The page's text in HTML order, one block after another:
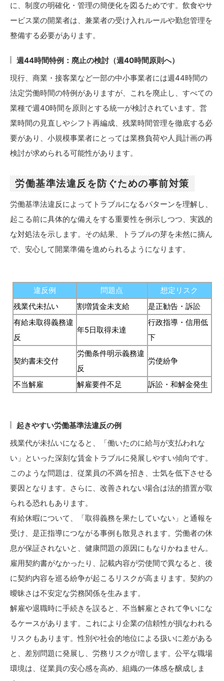
に、制度の明確化・管理の簡便化を図るためです。飲食やサ
ービス業の開業者は、兼業者の受け入れルールや勤怠管理を
整備する必要があります。
週44時間特例：廃止の検討（週40時間原則へ）
現行、商業・接客業など一部の中小事業者には週44時間の
法定労働時間の特例がありますが、これを廃止し、すべての
業種で週40時間を原則とする統一が検討されています。営
業時間の見直しやシフト再編成、残業時間管理を徹底する必
要があり、小規模事業者にとっては業務負荷や人員計画の再
検討が求められる可能性があります。
労働基準法違反を防ぐための事前対策
労働基準法違反によってトラブルになるパターンを理解し、
起こる前に具体的な備えをする重要性を例示しつつ、実践的
な対処法を示します。その結果、トラブルの芽を未然に摘ん
で、安心して開業準備を進められるようになります。
違反例 問題点
想定リスク
残業代未払い
割増賃金未支給
是正勧告・訴訟
有給未取得義務違
反
年5日取得未達
行政指導・信用低
下
契約書未交付
労働条件明示義務違
反
労使紛争
不当解雇 解雇要件不足 訴訟・和解金発生
起きやすい労働基準法違反の例
残業代が未払いになると、「働いたのに給与が支払われな
い」といった深刻な賃金トラブルに発展しやすい傾向です。
このような問題は、従業員の不満を招き、士気を低下させる
要因となります。さらに、改善されない場合は法的措置が取
られる恐れもあります。
有給休暇について、「取得義務を果たしていない」と通報を
受け、是正指導につながる事例も散見されます。労働者の休
息が保証されないと、健康問題の原因にもなりかねません。
雇用契約書がなかったり、記載内容が労使間で異なると、後
に契約内容を巡る紛争が起こるリスクが高まります。契約の
曖昧さは不安定な労務関係を生みます。
解雇や退職時に手続きを誤ると、不当解雇とされて争いにな
るケースがあります。これにより企業の信頼性が損なわれる
リスクもあります。性別や社会的地位による扱いに差がある
と、差別問題に発展し、労務リスクが増します。公平な職場
環境は、従業員の安心感を高め、組織の一体感を醸成しま